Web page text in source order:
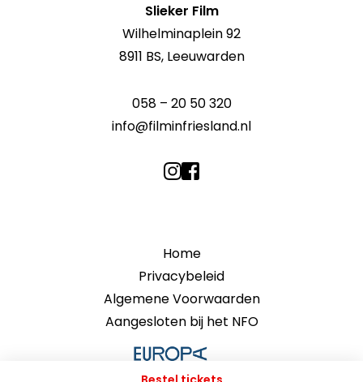
Slieker Film
Wilhelminaplein 92
8911 BS, Leeuwarden
058 – 20 50 320
info@filminfriesland.nl
Home
Privacybeleid
Algemene Voorwaarden
Aangesloten bij het NFO